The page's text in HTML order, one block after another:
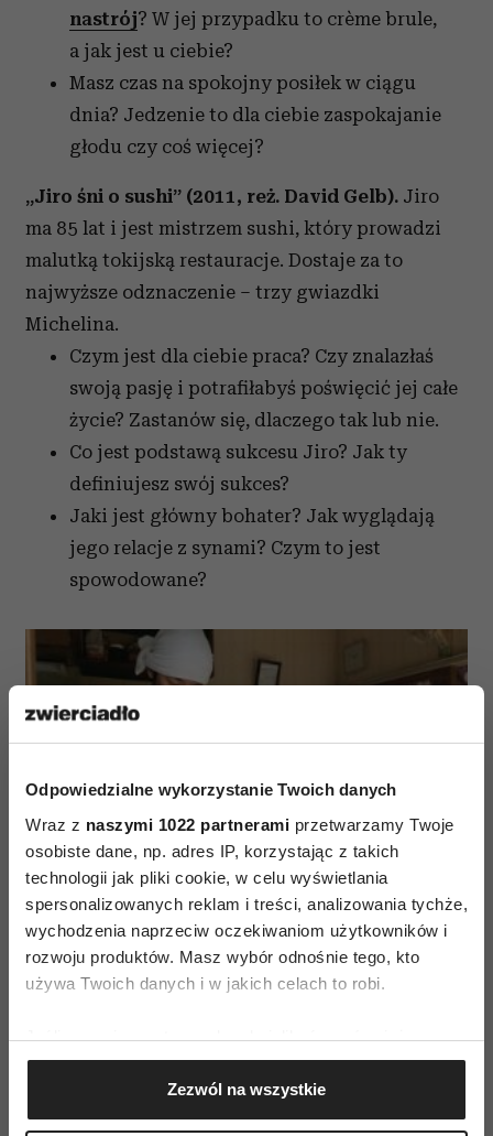
Odpowiedzialne wykorzystanie Twoich danych
Wraz z naszymi 1022 partnerami przetwarzamy Twoje
osobiste dane, np. adres IP, korzystając z takich
technologii jak pliki cookie, w celu wyświetlania
spersonalizowanych reklam i treści, analizowania tychże,
wychodzenia naprzeciw oczekiwaniom użytkowników i
rozwoju produktów. Masz wybór odnośnie tego, kto
używa Twoich danych i w jakich celach to robi.
Jeśli wyrazisz na to zgodę, chcielibyśmy również:
Gromadzić dane dotyczące Twojej lokalizacji
geograficznej z dokładnością nawet do kilku metrów
Identyfikować Twoje urządzenie, aktywnie
Zezwól na wszystkie
nastrój? W jej przypadku to crème brule,
a jak jest u ciebie?
Masz czas na spokojny posiłek w ciągu
dnia? Jedzenie to dla ciebie zaspokajanie
głodu czy coś więcej?
„Jiro śni o sushi” (2011, reż. David Gelb). Jiro
ma 85 lat i jest mistrzem sushi, który prowadzi
malutką tokijską restauracje. Dostaje za to
najwyższe odznaczenie – trzy gwiazdki
Michelina.
Czym jest dla ciebie praca? Czy znalazłaś
swoją pasję i potrafiłabyś poświęcić jej całe
życie? Zastanów się, dlaczego tak lub nie.
Co jest podstawą sukcesu Jiro? Jak ty
definiujesz swój sukces?
Jaki jest główny bohater? Jak wyglądają
jego relacje z synami? Czym to jest
spowodowane?
materiały prasowe
„Make food, not war” to jedna z najważniejszych
PGNiG TRANSATLANTYK w Łodzi (który odbył
się 23–30 czerwca). Widzowie oprócz seansów
filmowych wzięli udział w kolacjach